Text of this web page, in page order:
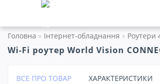
Головна Інтернет-обладнання Роутери
Wi-Fi роутер World Vision
ВСЕ ПРО ТОВАР ХАРАКТЕРИСТИКИ